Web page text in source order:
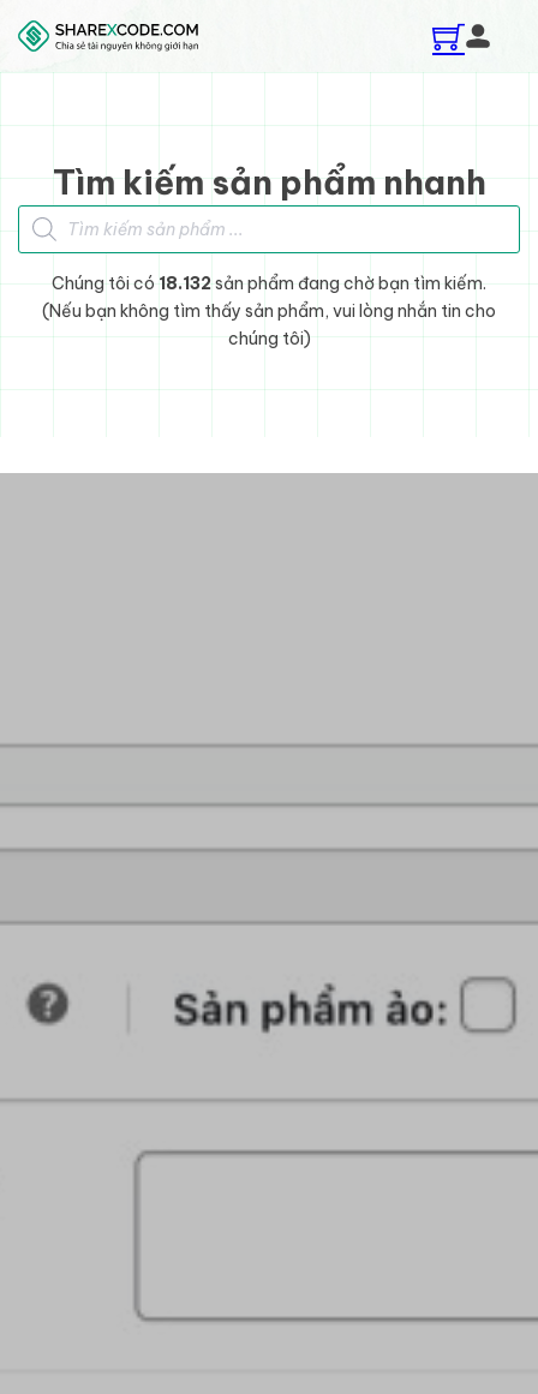
Skip to main content
Skip to footer
Tìm kiếm sản phẩm nhanh
Tìm kiếm sản phẩm
Chúng tôi có 18.132sản phẩm đang chờ bạn tìm kiếm.
(Nếu bạn không tìm thấy sản phẩm, vui lòng nhắn tin cho
chúng tôi)